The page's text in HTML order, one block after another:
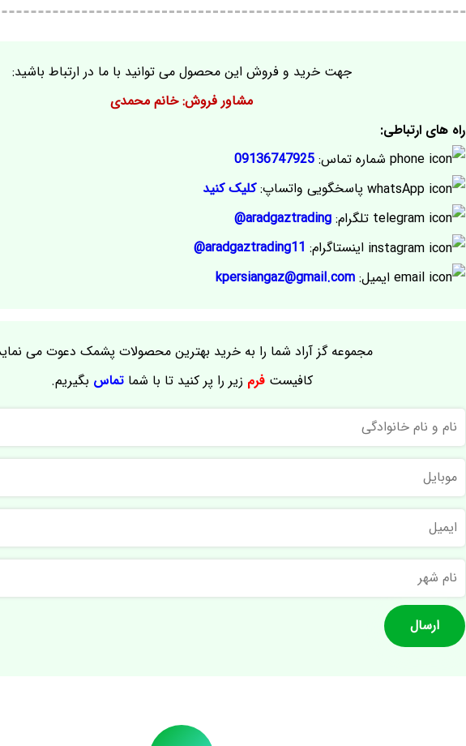
جهت خرید و فروش این محصول می توانید با ما در ارتباط باشید:
مشاور فروش: خانم محمدی
راه های ارتباطی:
شماره تماس: 09136747925
پاسخگویی واتساپ:کلیک کنید
تلگرام: aradgaztrading@
اینستاگرام: aradgaztrading11@
ایمیل: kpersiangaz@gmail.com
مجموعه گز آراد شما را به خرید بهترین محصولات پشمک دعوت می
کافیستفرم زیر را پر کنید تا با شماتماس بگیریم.
و
نام
خانوادگی
موبایل
ایمیل
نام
شهر